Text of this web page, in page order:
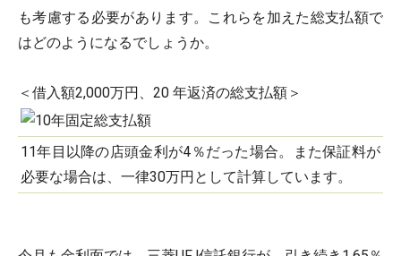
も考慮する必要があります。これらを加えた総支払額で
はどのようになるでしょうか。
＜借入額2,000万円、20 年返済の総支払額＞
11年目以降の店頭金利が4％だった場合。また保証料が
必要な場合は、一律30万円として計算しています。